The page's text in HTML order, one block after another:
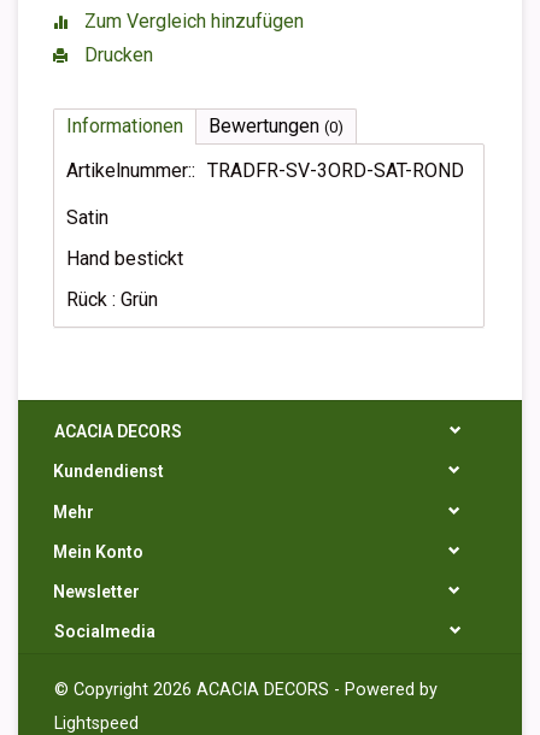
Zum Vergleich hinzufügen
Drucken
Informationen Bewertungen (0)
Artikelnummer:: TRADFR-SV-3ORD-SAT-ROND
Satin
Hand bestickt
Rück : Grün
ACACIA DECORS
Kundendienst
Mehr
Mein Konto
Newsletter
Socialmedia
© Copyright 2026 ACACIA DECORS - Powered by
Lightspeed